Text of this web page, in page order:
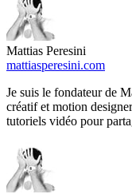
Mattias Peresini
mattiasperesini.com
Je suis le fondateur de
créatif et motion
tutoriels vidéo pour